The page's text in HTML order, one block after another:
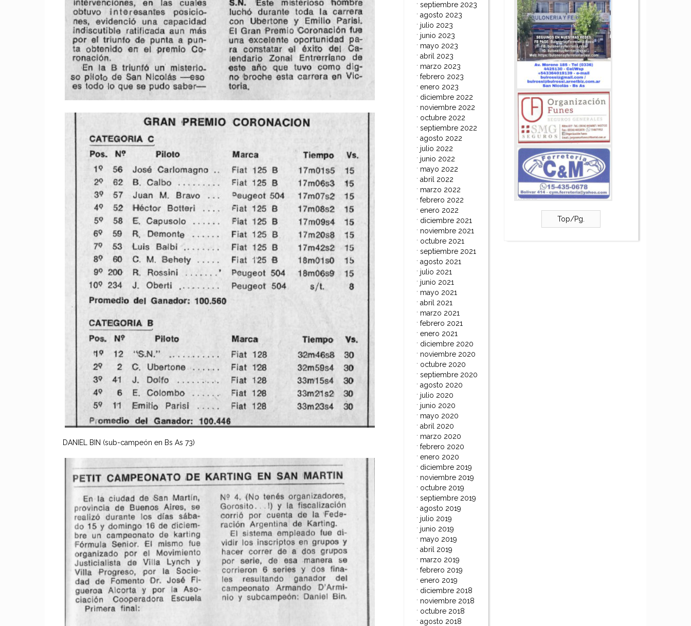
DANIEL BIN (sub-campeón en Bs As 73)
septiembre 2023
agosto 2023
julio 2023
junio 2023
mayo 2023
abril 2023
marzo 2023
febrero 2023
enero 2023
diciembre 2022
noviembre 2022
octubre 2022
septiembre 2022
agosto 2022
julio 2022
junio 2022
mayo 2022
abril 2022
marzo 2022
febrero 2022
enero 2022
diciembre 2021
noviembre 2021
octubre 2021
septiembre 2021
agosto 2021
julio 2021
junio 2021
mayo 2021
abril 2021
marzo 2021
febrero 2021
enero 2021
diciembre 2020
noviembre 2020
octubre 2020
septiembre 2020
agosto 2020
julio 2020
junio 2020
mayo 2020
abril 2020
marzo 2020
febrero 2020
enero 2020
diciembre 2019
noviembre 2019
octubre 2019
septiembre 2019
agosto 2019
julio 2019
junio 2019
mayo 2019
abril 2019
marzo 2019
febrero 2019
enero 2019
diciembre 2018
noviembre 2018
octubre 2018
agosto 2018
Top/Pg.